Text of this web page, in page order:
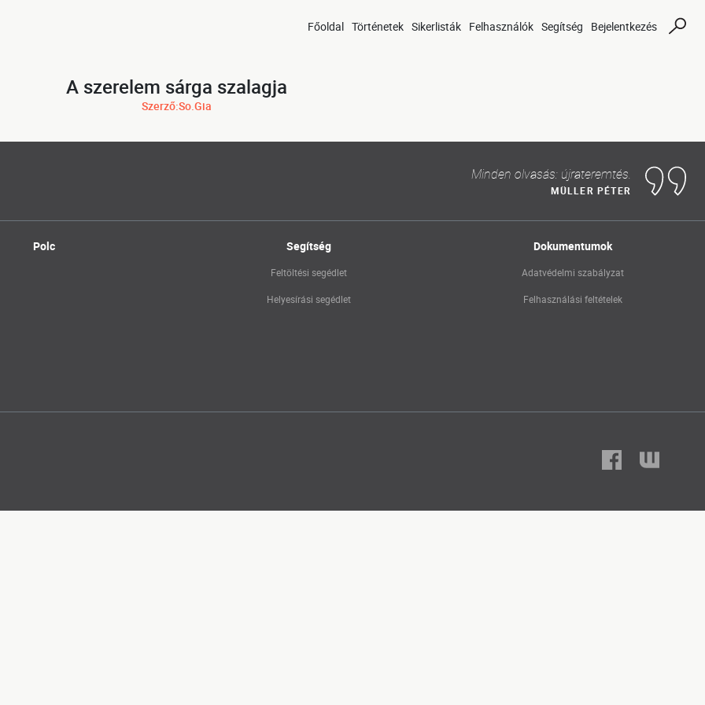
Főoldal Történetek Sikerlisták Felhasználók Segítség Bejelentkezés
A szerelem sárga szalagja
Szerző:So.Gia
Minden olvasás: újrateremtés.
MÜLLER PÉTER
Polc Segítség
Feltöltési segédlet
Helyesírási segédlet
Dokumentumok
Adatvédelmi szabályzat
Felhasználási feltételek